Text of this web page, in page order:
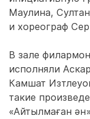
Маулина,
и хореограф
В зале
исполняли
Камшат
такие
«Айтылмаған